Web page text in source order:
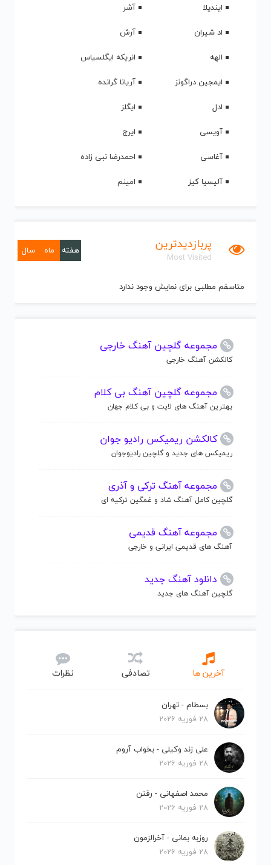
ایندیلا
آشر
اد شیران
آرش
الهه
انریکه ایگلسیاس
ایمجین دراگونز
آریانا گرانده
ادل
ایگلز
آویسی
ایرج
آغاسی
احمدرضا نبی زاده
آلیسیا کیز
امینم
پربازدیدترین
Most Visited
هفته ماه سال
متاسفم مطلبی برای نمایش وجود ندارد
مجموعه گلچین آهنگ خارجی
کالکشن آهنگ خارجی
مجموعه گلچین آهنگ بی کلام
بهترین آهنگ های لایت و بی کلام جهان
کالکشن ریمیکس رادیو جوان
ریمیکس های جدید و گلچین رادیوجوان
مجموعه آهنگ ترکی و آذری
گلچین کامل آهنگ شاد و غمگین ترکیه ای
مجموعه آهنگ قدیمی
آهنگ های قدیمی ایرانی و خارجی
دانلود آهنگ جدید
گلچین آهنگ های جدید
آخرین ها تصادفی نظرات
بسطام - تهران
28 فوریه 2026
علی زند وکیلی - بخواب آروم
28 فوریه 2026
محمد اصفهانی - رفتن
28 فوریه 2026
روزبه بمانی - آخرالزمون
28 فوریه 2026